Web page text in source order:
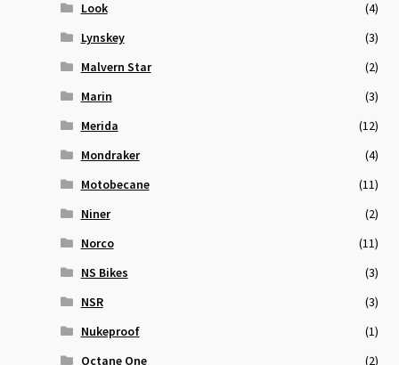
Look
(4)
Lynskey
(3)
Malvern Star
(2)
Marin
(3)
Merida
(12)
Mondraker
(4)
Motobecane
(11)
Niner
(2)
Norco
(11)
NS Bikes
(3)
NSR
(3)
Nukeproof
(1)
Octane One
(2)